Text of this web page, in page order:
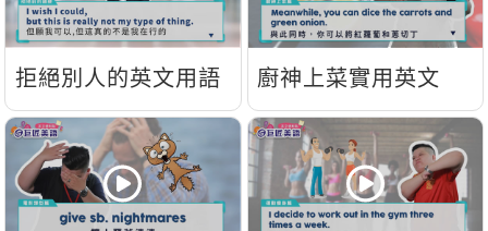
拒絕別人的英文用語 廚神上菜實用英文